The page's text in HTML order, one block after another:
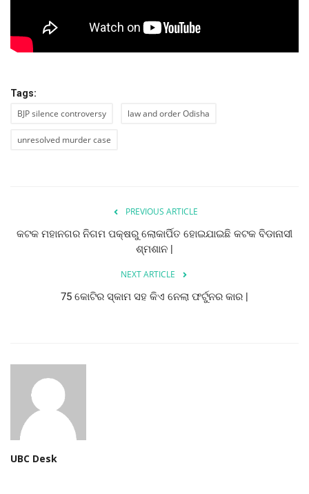
ଜାତୀୟ ଖବର
ସ୍ୱାସ୍ଥ୍ୟ ହିଁ ସମ୍ପଦ
ରାଜ୍ୟ
ଗଳ୍ପ ଓ କବିତା
ଅଭୁଲା କଥା
Language
Tags:
BJP silence controversy law and order Odisha
unresolved murder case
PREVIOUS ARTICLE
କଟକ ମହାନଗର ନିଗମ ପକ୍ଷରୁ ଲୋକାର୍ପିତ ହୋଇଯାଇଛି କଟକ ବିଡାନାସୀ
ଶ୍ମଶାନ |
NEXT ARTICLE
75 କୋଟିର ସ୍କାମ ସହ କିଏ ନେଲା ଫର୍ଟୁନର କାର |
UBC Desk